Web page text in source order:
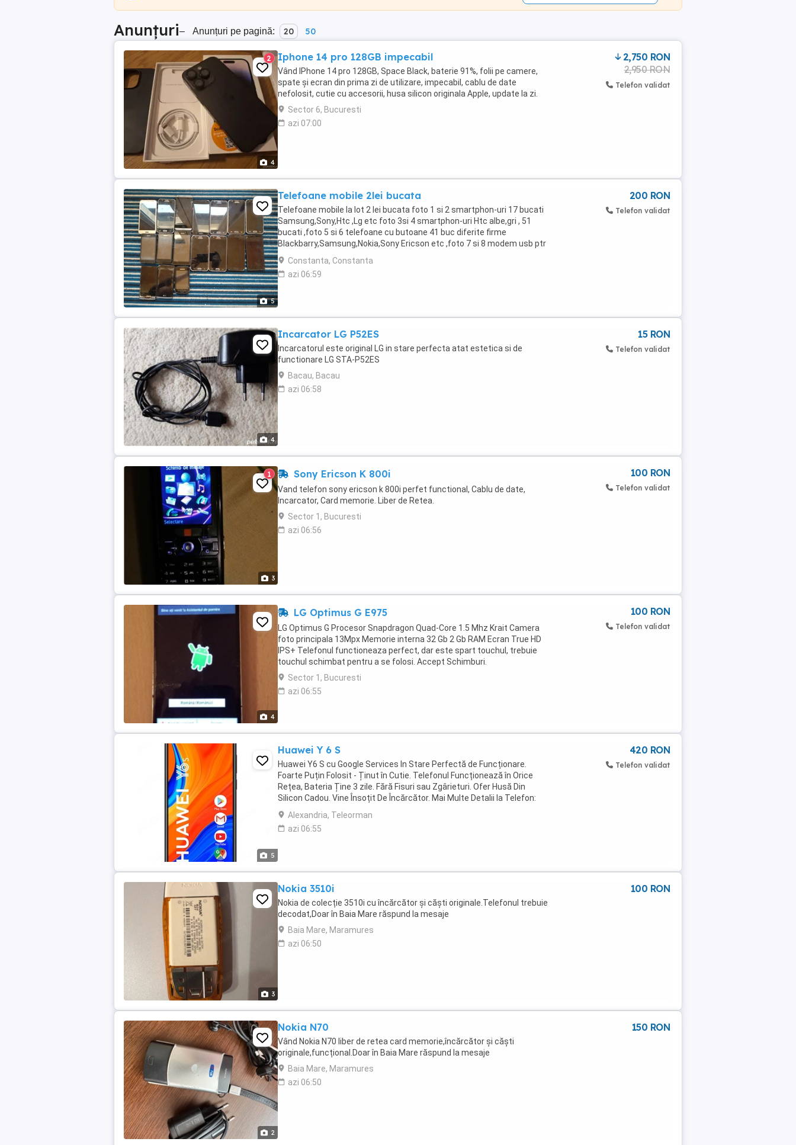
Anunțuri– Anunțuri pe pagină: 20 50
4
2 Iphone 14 pro 128GB impecabil
Vând IPhone 14 pro 128GB, Space Black, baterie 91%, folii pe camere,
spate și ecran din prima zi de utilizare, impecabil, cablu de date
nefolosit, cutie cu accesorii, husa silicon originala Apple, update la zi.
Sector 6, Bucuresti
azi 07:00
2,750 RON
2,950 RON
Telefon validat
5
Telefoane mobile 2lei bucata
Telefoane mobile la lot 2 lei bucata foto 1 si 2 smartphon-uri 17 bucati
Samsung,Sony,Htc ,Lg etc foto 3si 4 smartphon-uri Htc albe,gri , 51
bucati ,foto 5 si 6 telefoane cu butoane 41 buc diferite firme
Blackbarry,Samsung,Nokia,Sony Ericson etc ,foto 7 si 8 modem usb ptr
Digi si Orange 7 buc. Mentionez ...
Constanta, Constanta
azi 06:59
200 RON
Telefon validat
4
Incarcator LG P52ES
Incarcatorul este original LG in stare perfecta atat estetica si de
functionare LG STA-P52ES
Bacau, Bacau
azi 06:58
15 RON
Telefon validat
3
1 Sony Ericson K 800i
Vand telefon sony ericson k 800i perfet functional, Cablu de date,
Incarcator, Card memorie. Liber de Retea.
Sector 1, Bucuresti
azi 06:56
100 RON
Telefon validat
4
LG Optimus G E975
LG Optimus G Procesor Snapdragon Quad-Core 1.5 Mhz Krait Camera
foto principala 13Mpx Memorie interna 32 Gb 2 Gb RAM Ecran True HD
IPS+ Telefonul functioneaza perfect, dar este spart touchul, trebuie
touchul schimbat pentru a se folosi. Accept Schimburi.
Sector 1, Bucuresti
azi 06:55
100 RON
Telefon validat
5
Huawei Y 6 S
Huawei Y6 S cu Google Services In Stare Perfectă de Funcționare.
Foarte Puțin Folosit - Ținut în Cutie. Telefonul Funcționează în Orice
Rețea, Bateria Ține 3 zile. Fără Fisuri sau Zgârieturi. Ofer Husă Din
Silicon Cadou. Vine Însoțit De Încărcător. Mai Multe Detalii la Telefon:
ZERO - ȘAPTE - PATRU ...
Alexandria, Teleorman
azi 06:55
420 RON
Telefon validat
3
Nokia 3510i
Nokia de colecție 3510i cu încărcător și căști originale.Telefonul trebuie
decodat,Doar în Baia Mare răspund la mesaje
Baia Mare, Maramures
azi 06:50
100 RON
2
Nokia N70
Vând Nokia N70 liber de retea card memorie,încărcător și căști
originale,funcțional.Doar în Baia Mare răspund la mesaje
Baia Mare, Maramures
azi 06:50
150 RON